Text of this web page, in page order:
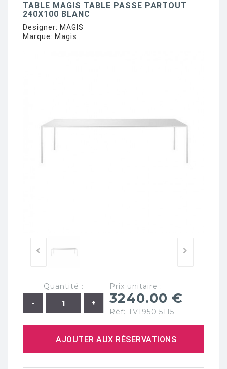
TABLE MAGIS TABLE PASSE PARTOUT
240X100 BLANC
Designer: MAGIS
Marque: Magis
Quantité : Prix unitaire :
3240.00 €
Réf: TV1950 5115
AJOUTER AUX RÉSERVATIONS